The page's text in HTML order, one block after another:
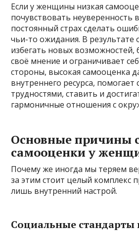
Если у женщины низкая
почувствовать неуверенность
постоянный страх сделать
чьи-то ожидания. В результате
избегать новых возможностей,
своё мнение и ограничивает
стороны, высокая самооценка
внутреннего ресурса, помогает
трудностями, ставить и
гармоничные отношения с
Основные причины
самооценки у
Почему же иногда мы теряем
за этим стоит целый комплекс
лишь внутренний настрой.
Социальные стандарты